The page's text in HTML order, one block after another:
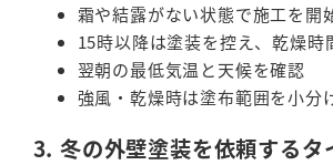
霜や結露がない状態で施工を開
15時以降は塗装を控え、乾燥時
翌朝の最低気温と天候を確認
強風・乾燥時は塗布範囲を小分
3. 冬の外壁塗装を依頼するタ